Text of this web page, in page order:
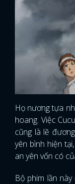
Họ nương tựa
hoang. Việc
cũng là lẽ
yên bình hiện
an yên vốn có
Bộ phim lần